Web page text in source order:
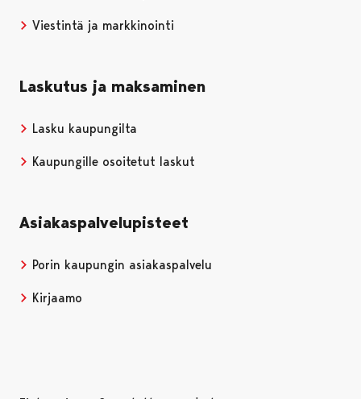
Viestintä ja markkinointi
Laskutus ja maksaminen
Lasku kaupungilta
Kaupungille osoitetut laskut
Asiakaspalvelupisteet
Porin kaupungin asiakaspalvelu
Kirjaamo